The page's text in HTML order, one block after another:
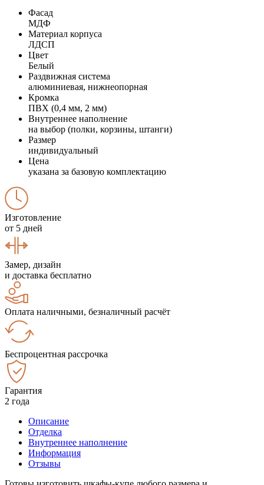
Фасад
МДФ
Материал корпуса
ЛДСП
Цвет
Белый
Раздвижная система
алюминиевая, нижнеопорная
Кромка
ПВХ (0,4 мм, 2 мм)
Внутреннее наполнение
на выбор (полки, корзины, штанги)
Размер
индивидуальный
Цена
указана за базовую комплектацию
Изготовление
от 5 дней
Замер, дизайн
и доставка бесплатно
Оплата наличными, безналичный расчёт
Беспроцентная рассрочка
Гарантия
2 года
Описание
Отделка
Внутреннее наполнение
Информация
Отзывы